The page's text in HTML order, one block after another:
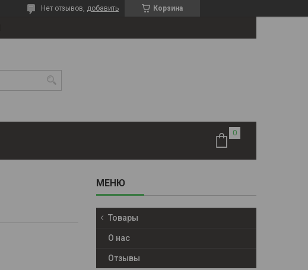
Корзина
Нет отзывов, добавить
Товары
О нас
Отзывы